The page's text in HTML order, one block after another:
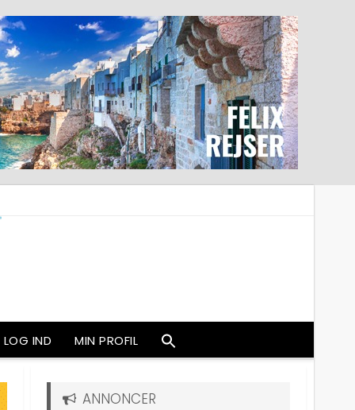
LOG IND MIN PROFIL
ANNONCER